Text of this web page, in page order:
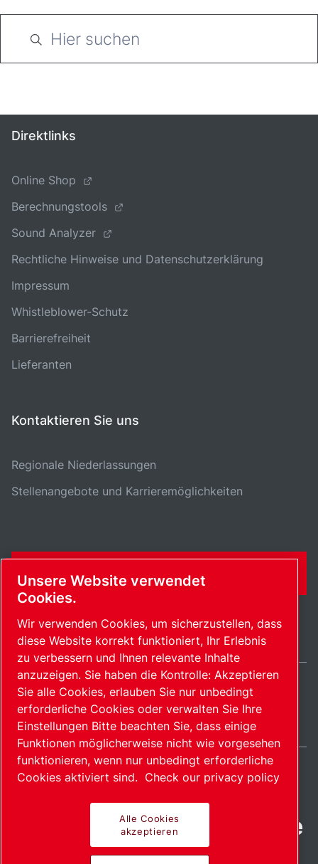
Direktlinks
Online Shop
Berechnungstools
Sound Analyzer
Rechtliche Hinweise und Datenschutzerklärung
Impressum
Whistleblower-Schutz
Barrierefreiheit
Lieferanten
Kontaktieren Sie uns
Regionale Niederlassungen
Stellenangebote und Karrieremöglichkeiten
KONTAKTFORMULAR
SitemapCookies verwalten© 2026 Copyright.
Germany / DE
Fortschrittliche Produkte
mit Leidenschaft
Unsere Website verwendet
Cookies.
Wir verwenden Cookies, um sicherzustellen, dass
diese Website korrekt funktioniert, Ihr Erlebnis
zu verbessern und Ihnen relevante Inhalte
anzuzeigen. Sie haben die Kontrolle: Akzeptieren
Sie alle Cookies, erlauben Sie nur unbedingt
erforderliche Cookies oder verwalten Sie Ihre
Einstellungen Bitte beachten Sie, dass einige
Funktionen möglicherweise nicht wie vorgesehen
funktionieren, wenn nur unbedingt erforderliche
Cookies aktiviert sind. Check our privacy policy
Alle Cookies
akzeptieren